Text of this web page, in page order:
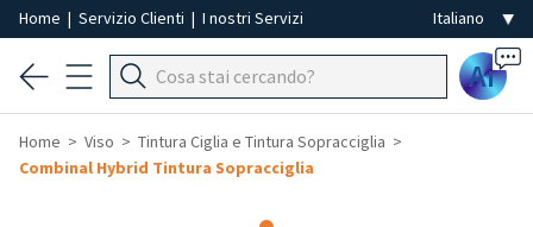
Home | Servizio Clienti | I nostri Servizi
Ai
Home Viso
Tintura Ciglia e Tintura Sopracciglia
Combinal Hybrid Tintura Sopracciglia